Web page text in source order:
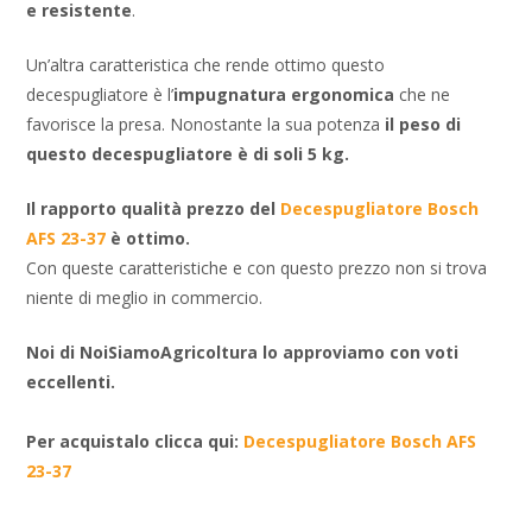
e resistente.
Un’altra caratteristica che rende ottimo questo
decespugliatore è l’impugnatura ergonomica che ne
favorisce la presa. Nonostante la sua potenza il peso di
questo decespugliatore è di soli 5 kg.
Il rapporto qualità prezzo del Decespugliatore Bosch
AFS 23-37 è ottimo.
Con queste caratteristiche e con questo prezzo non si trova
niente di meglio in commercio.
Noi di NoiSiamoAgricoltura lo approviamo con voti
eccellenti.
Per acquistalo clicca qui: Decespugliatore Bosch AFS
23-37